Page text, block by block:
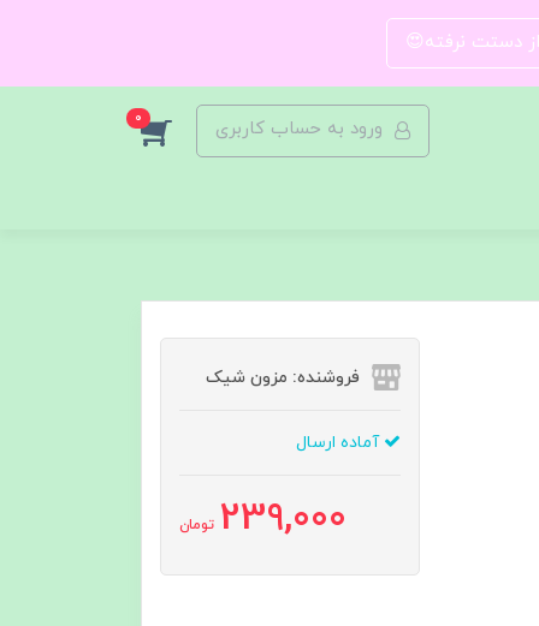
از دستت نرفته😍
ورود به حساب کاربری 0
فروشنده: مزون شیک
آماده ارسال
239,000 تومان